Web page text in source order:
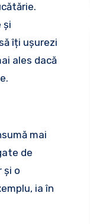
și
îți ușurezi
ales dacă
mai
de
și o
ia în